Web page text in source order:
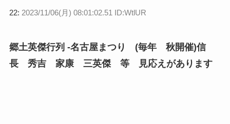
22: 2023/11/06(月) 08:01:02.51 ID:WtlUR
郷土英傑行列 -名古屋まつり (毎年 秋開催)信
長 秀吉 家康 三英傑 等 見応えがあります